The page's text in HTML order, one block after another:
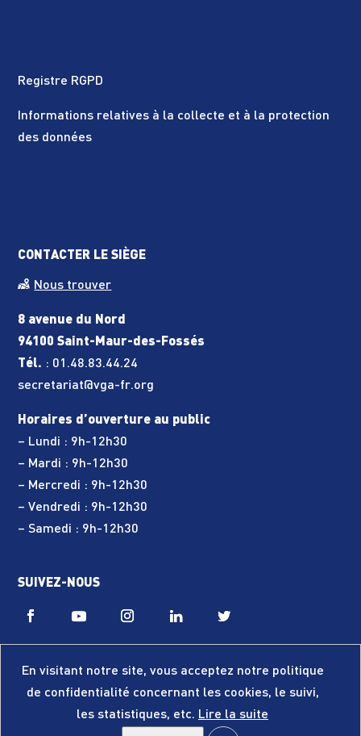
En visitant notre site, vous acceptez notre politique
de confidentialité concernant les cookies, le suivi,
les statistiques, etc. Lire la suite
Registre RGPD
Informations relatives à la collecte et à la protection
des données
CONTACTER LE SIÈGE
Nous trouver
8 avenue du Nord
94100 Saint-Maur-des-Fossés
Tél. : 01.48.83.44.24
secretariat@vga-fr.org
Horaires d’ouverture au public
– Lundi : 9h-12h30
– Mardi : 9h-12h30
– Mercredi : 9h-12h30
– Vendredi : 9h-12h30
– Samedi : 9h-12h30
SUIVEZ-NOUS
© VGA – 2019 – Tous droits réservés